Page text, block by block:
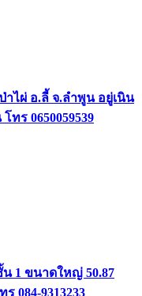
ไผ่ อ.ลี้ จ.ลำพูน อยู่เนิน
ร 0650059539
1 ขนาดใหญ่ 50.87
084-9313233